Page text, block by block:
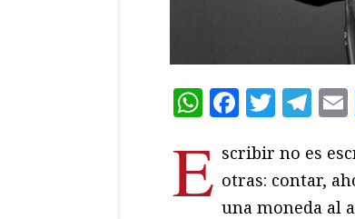
WhatsApp
E scribir no es
otras: contar,
una moneda al